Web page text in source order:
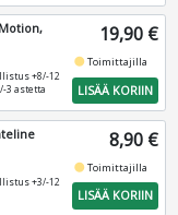
+8/-12
3 astetta
19,90 €
fiber_manual_recordToimittajilla
LISÄÄ KORIIN
+3/-12
8,90 €
fiber_manual_recordToimittajilla
LISÄÄ KORIIN